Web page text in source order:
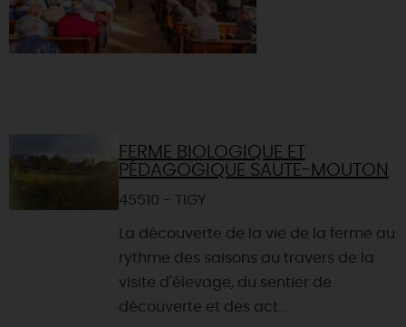
FERME BIOLOGIQUE ET
PÉDAGOGIQUE SAUTE-MOUTON
45510 - TIGY
La découverte de la vie de la ferme au
rythme des saisons au travers de la
visite d'élevage, du sentier de
découverte et des act...